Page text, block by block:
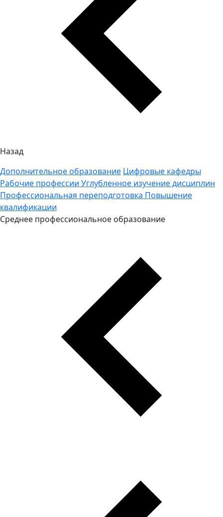
Назад
Дополнительное образование Цифровые кафедры
Рабочие профессии Углубленное изучение дисциплин
Профессиональная переподготовка Повышение
квалификации
Среднее профессиональное образование